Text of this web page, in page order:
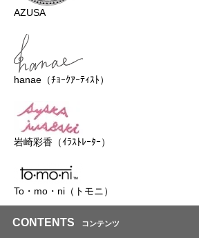
AZUSA
hanae（ﾁｮｰｸｱｰﾃｨｽﾄ）
岩崎彩香（ｲﾗｽﾄﾚｰﾀｰ）
To・mo・ni（トモニ）
CONTENTS コンテンツ